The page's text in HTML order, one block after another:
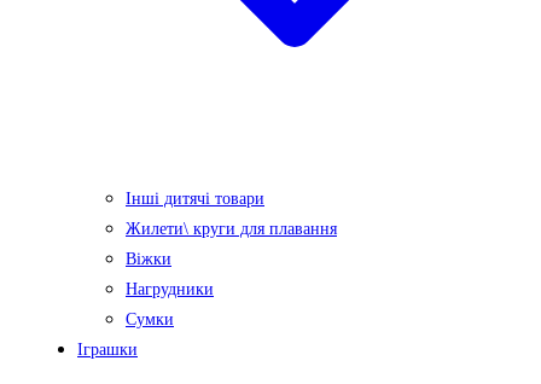
Інші дитячі товари
Жилети\ круги для плавання
Віжки
Нагрудники
Сумки
Іграшки